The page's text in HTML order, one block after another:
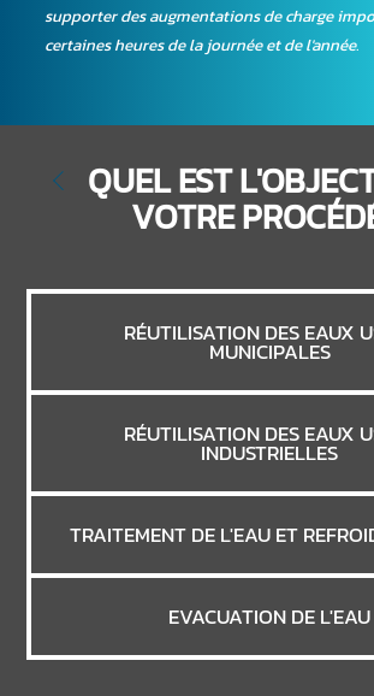
supporter des augmentations de charge
certaines heures de la journée et de l'année.
QUEL EST
VOTRE
RÉUTILISATION DES EAUX
MUNICIPALES
RÉUTILISATION DES EAUX
INDUSTRIELLES
TRAITEMENT DE L'EAU ET
EVACUATION DE L'EAU